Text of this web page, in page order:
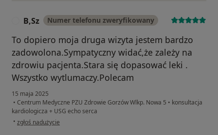
B,Sz Numer telefonu zweryfikowany
To dopiero moja druga wizyta jestem bardzo
zadowolona.Sympatyczny widać,że zależy na
zdrowiu pacjenta.Stara się dopasować leki .
Wszystko wytlumaczy.Polecam
15 maja 2025
• Centrum Medyczne PZU Zdrowie Gorzów Wlkp. Nowa 5 • konsultacja
kardiologicza + USG echo serca
• w opinii użytkownika B,Sz
zgłoś nadużycie